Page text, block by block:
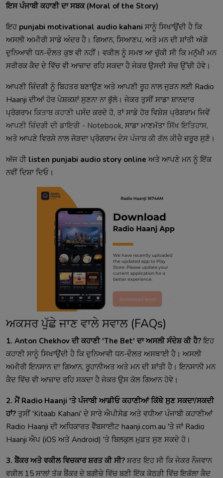
ਇਸ ਪੰਜਾਬੀ ਕਹਾਣੀ ਦਾ ਸਬਕ (Moral of the Story)
ਇਹ punjabi motivational audio kahani ਸਾਨੂੰ ਸਿਖਾਉਂਦੀ ਹੈ ਕਿ
ਅਸਲੀ ਅਮੀਰੀ ਸਾਡੇ ਅੰਦਰ ਹੈ। ਗਿਆਨ, ਸਿਆਣਪ, ਅਤੇ ਮਨ ਦੀ ਸ਼ਾਂਤੀ ਅੱਗੇ
ਦੁਨਿਆਵੀ ਧਨ-ਦੌਲਤ ਕੁਝ ਵੀ ਨਹੀਂ। ਵਕੀਲ ਨੂੰ ਸਮਝ ਆ ਚੁੱਕੀ ਸੀ ਕਿ ਮਨੁੱਖੀ ਮਨ
ਸਰੀਰਕ ਕੈਦ ਦੇ ਵਿੱਚ ਵੀ ਆਜ਼ਾਦ ਰਹਿ ਸਕਦਾ ਹੈ ਜੇਕਰ ਉਸਦੀ ਸੋਚ ਉੱਚੀ ਹੋਵੇ।
ਆਪਣੀ ਜ਼ਿੰਦਗੀ ਨੂੰ ਬਿਹਤਰ ਬਣਾਉਣ ਅਤੇ ਆਪਣੀ ਰੂਹ ਨਾਲ ਜੁੜਨ ਲਈ Radio
Haanji ਦੀਆਂ ਹੋਰ ਪੇਸ਼ਕਸ਼ਾਂ ਸੁਣਨਾ ਨਾ ਭੁੱਲੋ। ਜੇਕਰ ਤੁਸੀਂ ਸਾਡਾ ਸ਼ਾਨਦਾਰ
ਪ੍ਰੋਗਰਾਮ ਕਿਤਾਬ ਕਹਾਣੀ ਪਸੰਦ ਕਰਦੇ ਹੋ, ਤਾਂ ਸਾਡੇ ਹੋਰ ਵਿਸ਼ੇਸ਼ ਪ੍ਰੋਗਰਾਮ ਜਿਵੇਂ
ਆਪਣੀ ਜ਼ਿੰਦਗੀ ਦੀ ਡਾਇਰੀ - Notebook, ਸਾਡਾ ਮਾਣਮੱਤਾਸਿੱਖ ਇਤਿਹਾਸ,
ਅਤੇ ਆਪਣੇ ਵਿਰਸੇ ਨਾਲ ਜੋੜਦਾ ਪ੍ਰੋਗਰਾਮ ਦੇਸ ਪੰਜਾਬ ਕੀ ਗੱਲ ਕੀਚੈਜ਼ਰੂਰ ਸੁਣੋ।
ਅੱਜ ਹੀ listen punjabi audio story online ਅਤੇ ਆਪਣੇ ਮਨ ਨੂੰ ਇੱਕ
ਨਵੀਂ ਦਿਸ਼ਾ ਦਿਓ।
ਅਕਸਰ ਪੁੱਛੇ ਜਾਣ ਵਾਲੇ ਸਵਾਲ (FAQs)
1. Anton Chekhov ਦੀ ਕਹਾਣੀ 'The Bet' ਦਾ ਅਸਲੀ ਸੰਦੇਸ਼ ਕੀ ਹੈ?ਇਹ
ਕਹਾਣੀ ਸਾਨੂੰ ਸਿਖਾਉਂਦੀ ਹੈ ਕਿ ਦੁਨਿਆਵੀ ਧਨ-ਦੌਲਤ ਅਸਥਾਈ ਹੈ। ਅਸਲੀ
ਅਮੀਰੀ ਇਨਸਾਨ ਦਾ ਗਿਆਨ, ਰੂਹਾਨੀਅਤ ਅਤੇ ਮਨ ਦੀ ਸ਼ਾਂਤੀ ਹੈ। ਇਨਸਾਨੀ ਮਨ
ਕੈਦ ਵਿੱਚ ਵੀ ਆਜ਼ਾਦ ਰਹਿ ਸਕਦਾ ਹੈ ਜੇਕਰ ਉਸ ਕੋਲ ਗਿਆਨ ਹੋਵੇ।
2. ਮੈਂ Radio Haanji 'ਤੇ ਪੰਜਾਬੀ ਆਡੀਓ ਕਹਾਣੀਆਂ ਕਿੱਥੇ ਸੁਣ ਸਕਦਾ/ਸਕਦੀ
ਹਾਂ? ਤੁਸੀਂ 'Kitaab Kahani' ਦੇ ਸਾਰੇ ਐਪੀਸੋਡ ਅਤੇ ਵਧੀਆ ਪੰਜਾਬੀ ਕਹਾਣੀਆਂ
Radio Haanji ਦੀ ਅਧਿਕਾਰਤ ਵੈੱਬਸਾਈਟ haanji.com.au 'ਤੇ ਜਾਂ Radio
Haanji ਐਪ (iOS ਅਤੇ Android) 'ਤੇ ਬਿਲਕੁਲ ਮੁਫ਼ਤ ਸੁਣ ਸਕਦੇ ਹੋ।
3. ਬੈਂਕਰ ਅਤੇ ਵਕੀਲ ਵਿਚਕਾਰ ਸ਼ਰਤ ਕੀ ਸੀ? ਸ਼ਰਤ ਇਹ ਸੀ ਕਿ ਜੇਕਰ ਨੌਜਵਾਨ
ਵਕੀਲ 15 ਸਾਲਾਂ ਤੱਕ ਬੈਂਕਰ ਦੇ ਬਗੀਚੇ ਵਿੱਚ ਬਣੀ ਇੱਕ ਕੋਠੜੀ ਵਿੱਚ ਇਕੱਲਾ ਕੈਦ